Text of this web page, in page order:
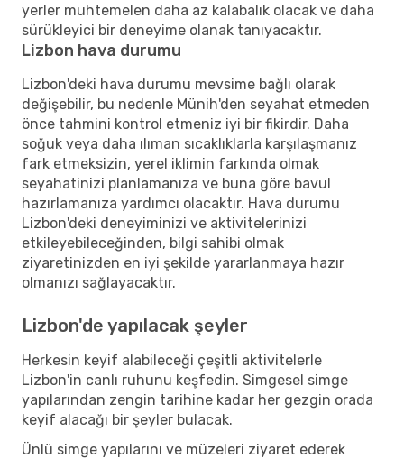
yerler muhtemelen daha az kalabalık olacak ve daha
sürükleyici bir deneyime olanak tanıyacaktır.
Lizbon hava durumu
Lizbon'deki hava durumu mevsime bağlı olarak
değişebilir, bu nedenle Münih'den seyahat etmeden
önce tahmini kontrol etmeniz iyi bir fikirdir. Daha
soğuk veya daha ılıman sıcaklıklarla karşılaşmanız
fark etmeksizin, yerel iklimin farkında olmak
seyahatinizi planlamanıza ve buna göre bavul
hazırlamanıza yardımcı olacaktır. Hava durumu
Lizbon'deki deneyiminizi ve aktivitelerinizi
etkileyebileceğinden, bilgi sahibi olmak
ziyaretinizden en iyi şekilde yararlanmaya hazır
olmanızı sağlayacaktır.
Lizbon'de yapılacak şeyler
Herkesin keyif alabileceği çeşitli aktivitelerle
Lizbon'in canlı ruhunu keşfedin. Simgesel simge
yapılarından zengin tarihine kadar her gezgin orada
keyif alacağı bir şeyler bulacak.
Ünlü simge yapılarını ve müzeleri ziyaret ederek